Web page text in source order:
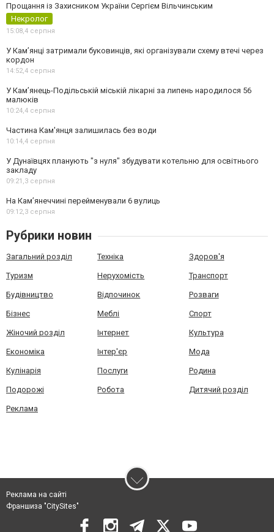
Прощання із Захисником України Сергієм Вільчинським
Некролог
15:08,4 серпня
У Кам’янці затримали буковинців, які організували схему втечі через
кордон
14:52,4 серпня
У Кам’янець-Подільській міській лікарні за липень народилося 56
малюків
10:24,4 серпня
Частина Кам'янця залишилась без води
10:14,4 серпня
У Дунаївцях планують "з нуля" збудувати котельню для освітнього
закладу
09:21,3 серпня
На Камʼянеччині перейменували 6 вулиць
09:12,3 серпня
Рубрики новин
Загальний розділ Техніка Здоров'я
Туризм Нерухомість Транспорт
Будівництво Відпочинок Розваги
Бізнес Меблі Спорт
Жіночий розділ Інтернет Культура
Економіка Інтер'єр Мода
Кулінарія Послуги Родина
Подорожі Робота Дитячий розділ
Реклама
Реклама на сайті
Франшиза "CitySites"